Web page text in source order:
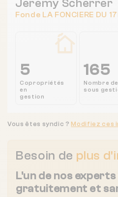
Jeremy Scherrer
Fonde LA FONCIERE DU
5
Copropriétés
en
gestion
165
Nombre
sous
Besoin de plus
L'un de nos
gratuitement et
Vous êtes syndic ? Modifiez ces